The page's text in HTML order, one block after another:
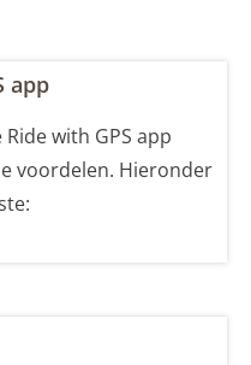
app
with GPS app
voordelen. Hieronder